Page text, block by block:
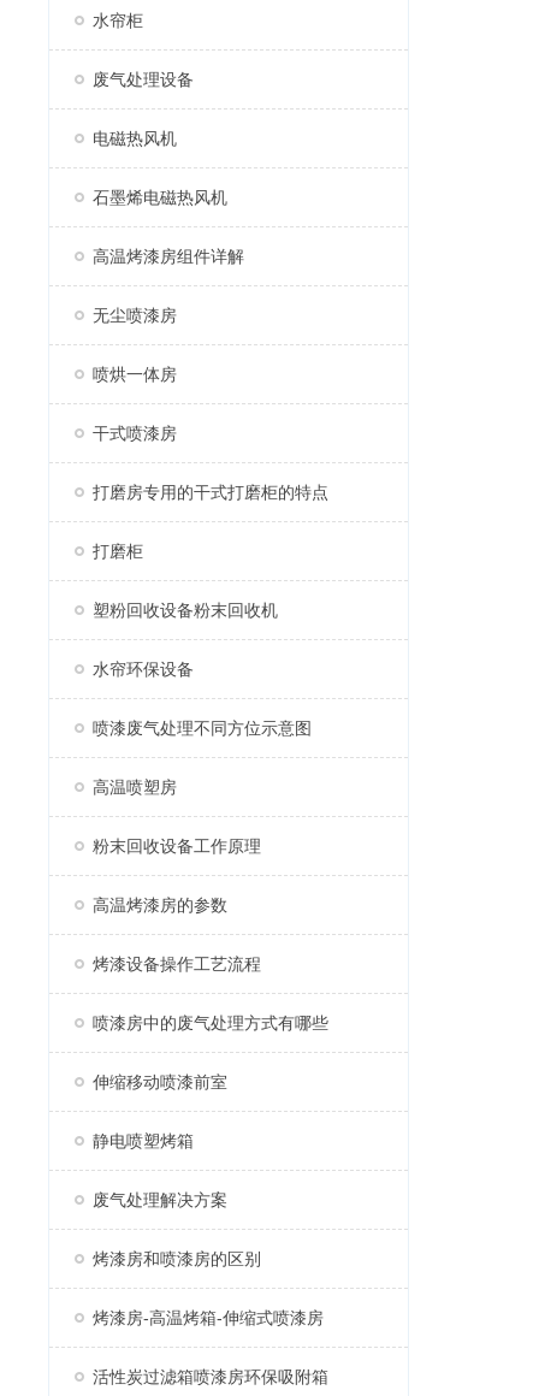
水帘柜
废气处理设备
电磁热风机
石墨烯电磁热风机
高温烤漆房组件详解
无尘喷漆房
喷烘一体房
干式喷漆房
打磨房专用的干式打磨柜的特点
打磨柜
塑粉回收设备粉末回收机
水帘环保设备
喷漆废气处理不同方位示意图
高温喷塑房
粉末回收设备工作原理
高温烤漆房的参数
烤漆设备操作工艺流程
喷漆房中的废气处理方式有哪些
伸缩移动喷漆前室
静电喷塑烤箱
废气处理解决方案
烤漆房和喷漆房的区别
烤漆房-高温烤箱-伸缩式喷漆房
活性炭过滤箱喷漆房环保吸附箱